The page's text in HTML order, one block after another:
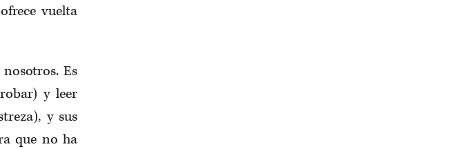
vuelta
Es
y leer
y sus
que no ha